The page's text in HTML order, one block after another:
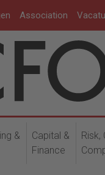
Association
&
Capital &
Finance
Risk,